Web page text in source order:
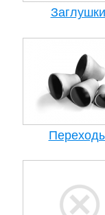
Заглушки